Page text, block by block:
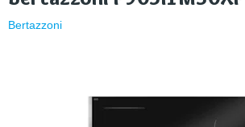
Bertazzoni